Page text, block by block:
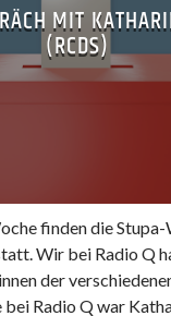
MIT
(RCDS)
finden die Stupa-
Wir bei Radio Q
der
Radio Q war